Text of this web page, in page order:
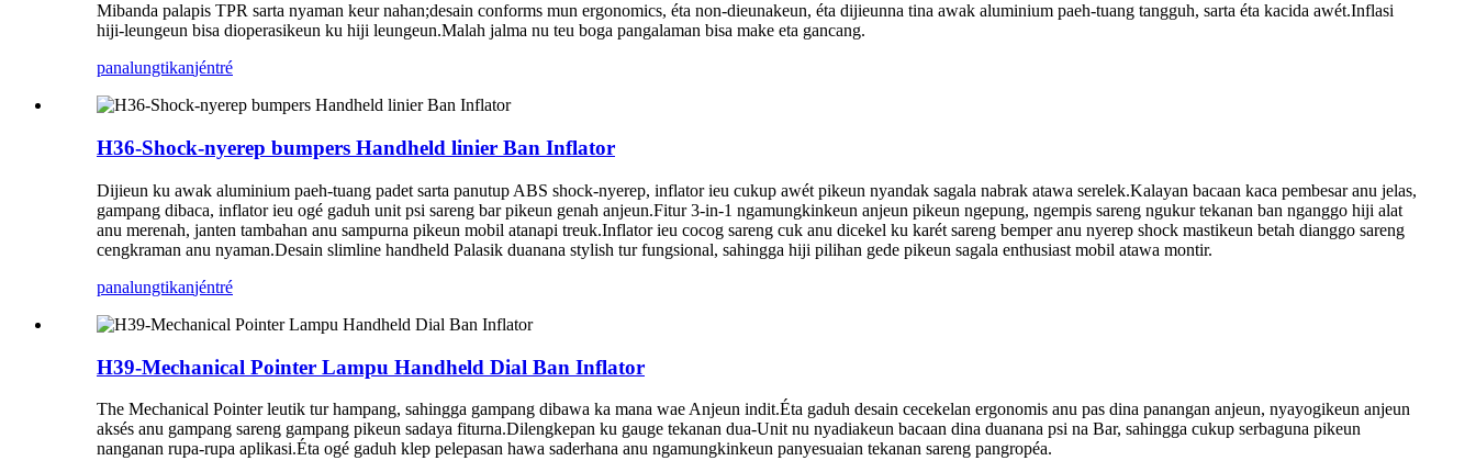
Mibanda palapis TPR sarta nyaman keur nahan;desain conforms mun ergonomics, éta non-dieunakeun, éta dijieunna tina awak aluminium paeh-tuang tangguh, sarta éta kacida awét.Inflasi
hiji-leungeun bisa dioperasikeun ku hiji leungeun.Malah jalma nu teu boga pangalaman bisa make eta gancang.
panalungtikanjéntré
H36-Shock-nyerep bumpers Handheld linier Ban Inflator
Dijieun ku awak aluminium paeh-tuang padet sarta panutup ABS shock-nyerep, inflator ieu cukup awét pikeun nyandak sagala nabrak atawa serelek.Kalayan bacaan kaca pembesar anu jelas,
gampang dibaca, inflator ieu ogé gaduh unit psi sareng bar pikeun genah anjeun.Fitur 3-in-1 ngamungkinkeun anjeun pikeun ngepung, ngempis sareng ngukur tekanan ban nganggo hiji alat
anu merenah, janten tambahan anu sampurna pikeun mobil atanapi treuk.Inflator ieu cocog sareng cuk anu dicekel ku karét sareng bemper anu nyerep shock mastikeun betah dianggo sareng
cengkraman anu nyaman.Desain slimline handheld Palasik duanana stylish tur fungsional, sahingga hiji pilihan gede pikeun sagala enthusiast mobil atawa montir.
panalungtikanjéntré
H39-Mechanical Pointer Lampu Handheld Dial Ban Inflator
The Mechanical Pointer leutik tur hampang, sahingga gampang dibawa ka mana wae Anjeun indit.Éta gaduh desain cecekelan ergonomis anu pas dina panangan anjeun, nyayogikeun anjeun
aksés anu gampang sareng gampang pikeun sadaya fiturna.Dilengkepan ku gauge tekanan dua-Unit nu nyadiakeun bacaan dina duanana psi na Bar, sahingga cukup serbaguna pikeun
nanganan rupa-rupa aplikasi.Éta ogé gaduh klep pelepasan hawa saderhana anu ngamungkinkeun panyesuaian tekanan sareng pangropéa.